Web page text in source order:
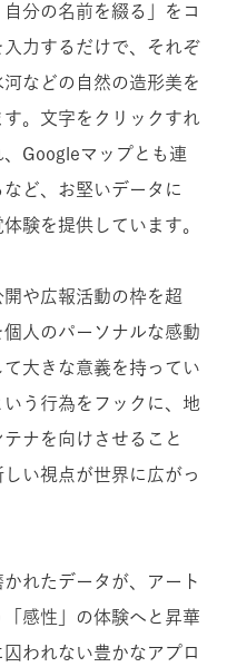
分の名前を綴る」をコ
力するだけで、それぞ
などの自然の造形美を
。文字をクリックすれ
Googleマップとも連
ど、お堅いデータに
験を提供しています。
や広報活動の枠を超
人のパーソナルな感動
大きな意義を持ってい
う行為をフックに、地
ナを向けさせること
い視点が世界に広がっ
れたデータが、アート
感性」の体験へと昇華
われない豊かなアプロ